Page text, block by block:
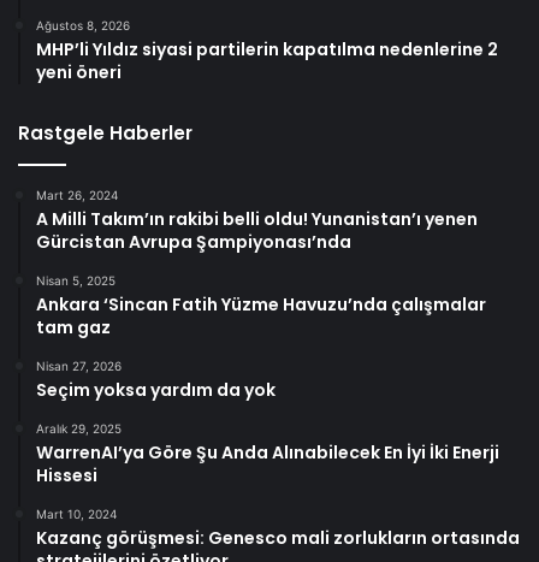
Ağustos 8, 2026
MHP’li Yıldız siyasi partilerin kapatılma nedenlerine 2
yeni öneri
Rastgele Haberler
Mart 26, 2024
A Milli Takım’ın rakibi belli oldu! Yunanistan’ı yenen
Gürcistan Avrupa Şampiyonası’nda
Nisan 5, 2025
Ankara ‘Sincan Fatih Yüzme Havuzu’nda çalışmalar
tam gaz
Nisan 27, 2026
Seçim yoksa yardım da yok
Aralık 29, 2025
WarrenAI’ya Göre Şu Anda Alınabilecek En İyi İki Enerji
Hissesi
Mart 10, 2024
Kazanç görüşmesi: Genesco mali zorlukların ortasında